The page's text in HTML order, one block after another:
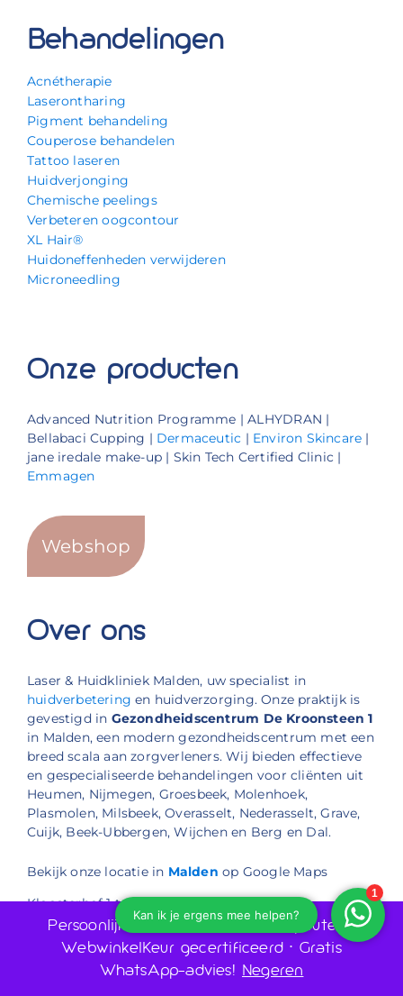
Behandelingen
Acnétherapie
Laserontharing
Pigment behandeling
Couperose behandelen
Tattoo laseren
Huidverjonging
Chemische peelings
Verbeteren oogcontour
XL Hair®
Huidoneffenheden verwijderen
Microneedling
Onze producten
Advanced Nutrition Programme | ALHYDRAN |
Bellabaci Cupping | Dermaceutic | Environ Skincare |
jane iredale make-up | Skin Tech Certified Clinic |
Emmagen
Webshop
Over ons
Laser & Huidkliniek Malden, uw specialist in
huidverbetering en huidverzorging. Onze praktijk is
gevestigd in Gezondheidscentrum De Kroonsteen 1
in Malden, een modern gezondheidscentrum met een
breed scala aan zorgverleners. Wij bieden effectieve
en gespecialiseerde behandelingen voor cliënten uit
Heumen, Nijmegen, Groesbeek, Molenhoek,
Plasmolen, Milsbeek, Overasselt, Nederasselt, Grave,
Cuijk, Beek-Ubbergen, Wijchen en Berg en Dal.
Bekijk onze locatie in Malden op Google Maps
Kloosterhof 1 te Malden
Telefoon: 024 30 30 880
E-mail: info@laserenhuidkliniekmalden.nl
Persoonlijk advies door huidtherapeuten •
WebwinkelKeur gecertificeerd • Gratis
WhatsApp-advies!Negeren